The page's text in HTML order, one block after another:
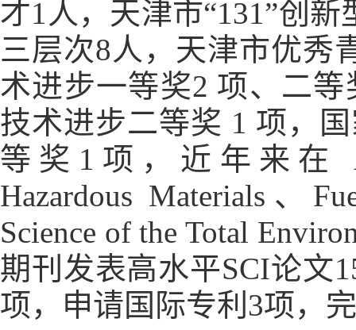
才1人，天津市“131”创
三层次8人，天津市优秀
术进步一等奖2 项、二
技术进步二等奖 1 项，
等奖1项，近年来在
Hazardous Materials、
Science of the Total
期刊发表高水平SCI论文
项，申请国际专利3项，